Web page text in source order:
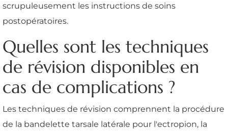
scrupuleusement les instructions de soins
postopératoires.
Quelles sont les techniques
de révision disponibles en
cas de complications ?
Les techniques de révision comprennent la procédure
de la bandelette tarsale latérale pour l'ectropion, la